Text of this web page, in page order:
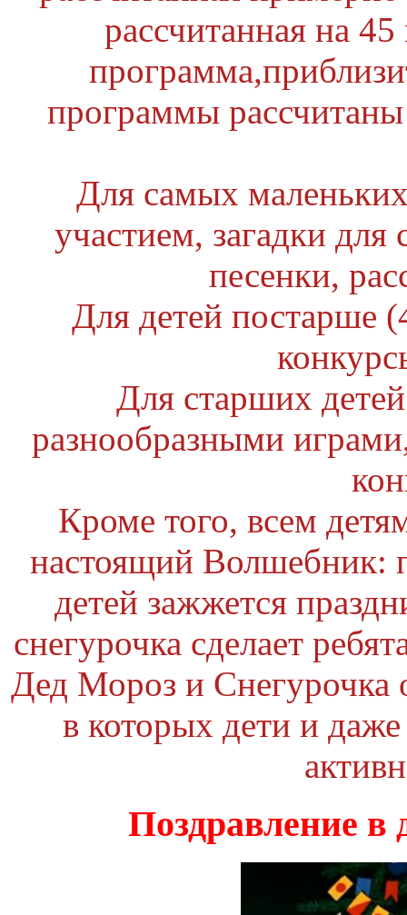
рассчитанная на
программы
Для самых
участием, загадки
песенки,
Для детей постарше
Для старших
разнообразными
Кроме того, всем
настоящий Волшебник:
детей зажжется
снегурочка сделает
Дед Мороз и Снегурочка
в которых дети и
Поздравление в